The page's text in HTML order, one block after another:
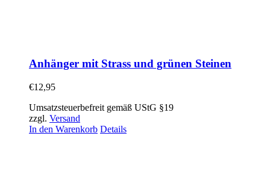
Anhänger mit Strass und grünen Steinen
€12,95
Umsatzsteuerbefreit gemäß UStG §19
zzgl. Versand
In den Warenkorb Details